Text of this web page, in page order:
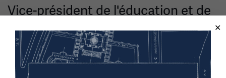
Vice-président de l'éducation et de
l'interprétation
Image(s)
Lora Vogt